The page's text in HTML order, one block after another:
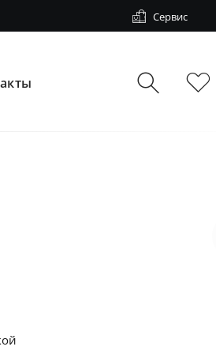
Сервис